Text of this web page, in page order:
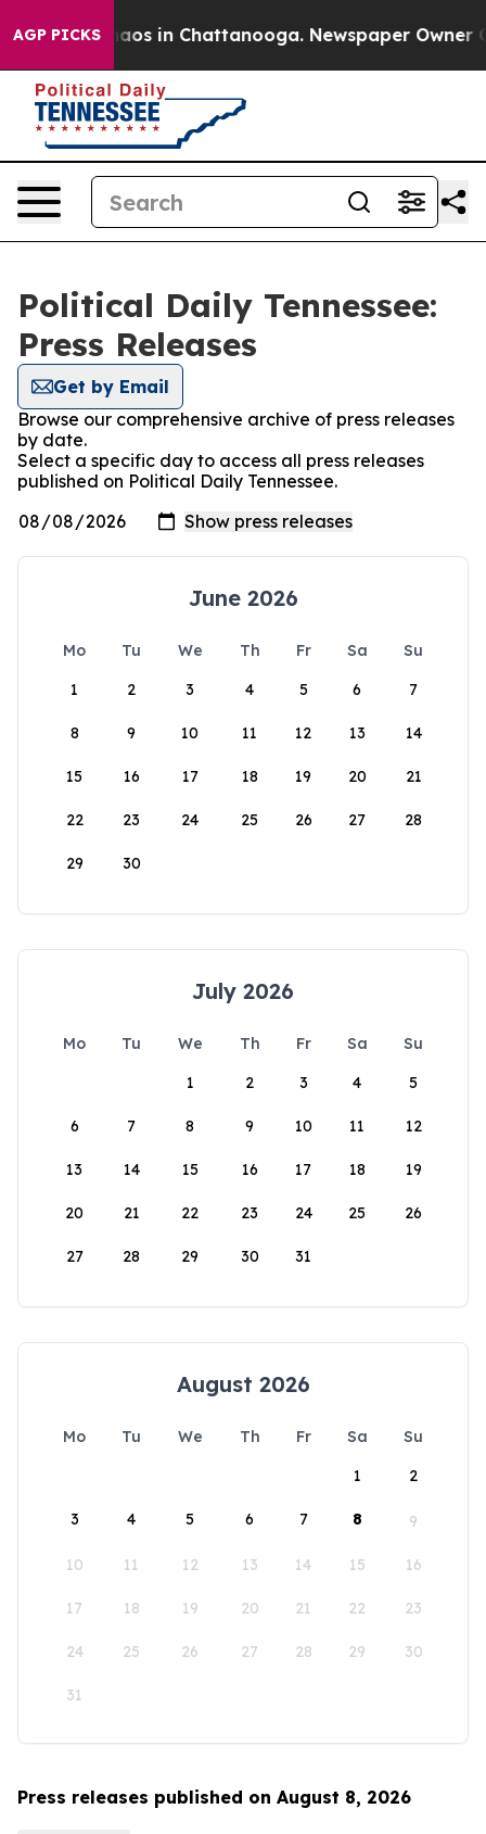
AGP PICKSChaos in Chattanooga. Newspaper Owner
Political Daily Tennessee:
Press Releases
Get by Email
Browse our comprehensive archive of press releases
by date.
Select a specific day to access all press releases
published on Political Daily Tennessee.
June 2026
Mo Tu We Th Fr Sa
Su
1
2 3 4 5 6 7
8 9 10 11 12 13 14
15 16 17 18 19 20 21
22 23 24 25 26 27 28
29 30
July 2026
Mo Tu We Th Fr Sa
Su
1
2 3 4 5
6 7 8 9 10 11 12
13 14 15 16 17 18 19
20 21 22 23 24 25 26
27 28 29 30 31
August 2026
Mo Tu We Th Fr Sa
Su
1
2
3 4 5 6 7 8 9
10 11 12 13 14 15 16
17 18 19 20 21 22 23
24 25 26 27 28 29 30
31
Press releases published on August 8, 2026